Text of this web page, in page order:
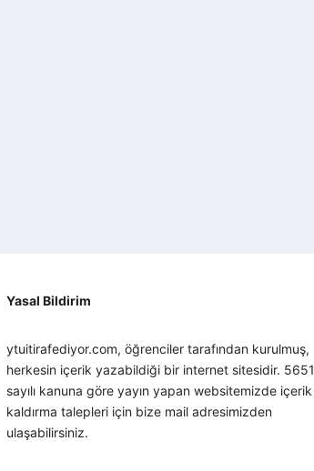
Yasal Bildirim
ytuitirafediyor.com, öğrenciler tarafından kurulmuş,
herkesin içerik yazabildiği bir internet sitesidir. 5651
sayılı kanuna göre yayın yapan websitemizde içerik
kaldırma talepleri için bize mail adresimizden
ulaşabilirsiniz.